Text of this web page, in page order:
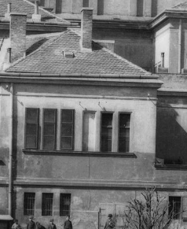
Budapest V.
tér, a Kioszk épülete. A felvétel 1900 előtt készült.